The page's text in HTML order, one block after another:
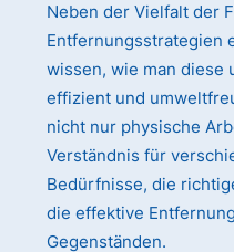
Neben der Vielfalt der
Entfernungsstrategien
wissen, wie man diese
effizient und
nicht nur physische
Verständnis für
Bedürfnisse, die
die effektive
Gegenständen.